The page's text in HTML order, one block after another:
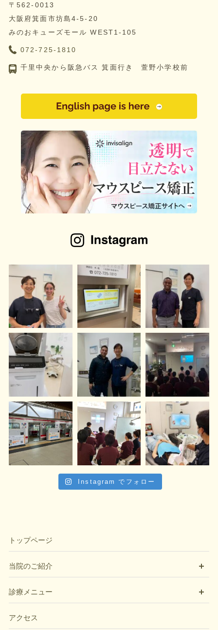
〒562-0013
大阪府箕面市坊島4-5-20
みのおキューズモール WEST1-105
072-725-1810
千里中央から阪急バス 箕面行き 萱野小学校前
Instagram でフォロー
トップページ
当院のご紹介
診療メニュー
アクセス